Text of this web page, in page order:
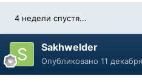
4 недели спустя...
Sakhwelder
Опубликовано 11